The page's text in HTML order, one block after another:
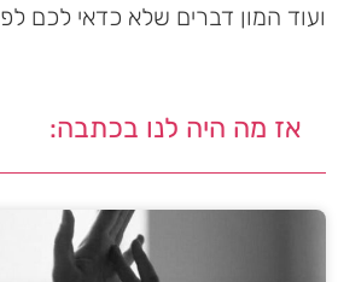
ועוד המון דברים שלא כדאי לכם
אז מה היה לנו בכתבה: